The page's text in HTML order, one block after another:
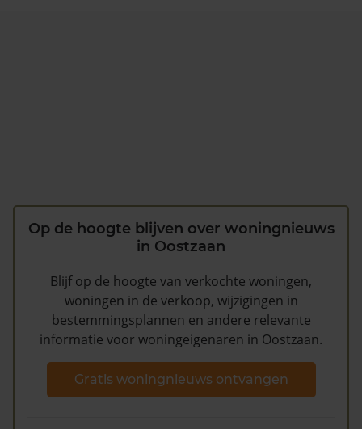
Op de hoogte blijven over woningnieuws
in Oostzaan
Blijf op de hoogte van verkochte woningen,
woningen in de verkoop, wijzigingen in
bestemmingsplannen en andere relevante
informatie voor woningeigenaren in Oostzaan.
Gratis woningnieuws ontvangen